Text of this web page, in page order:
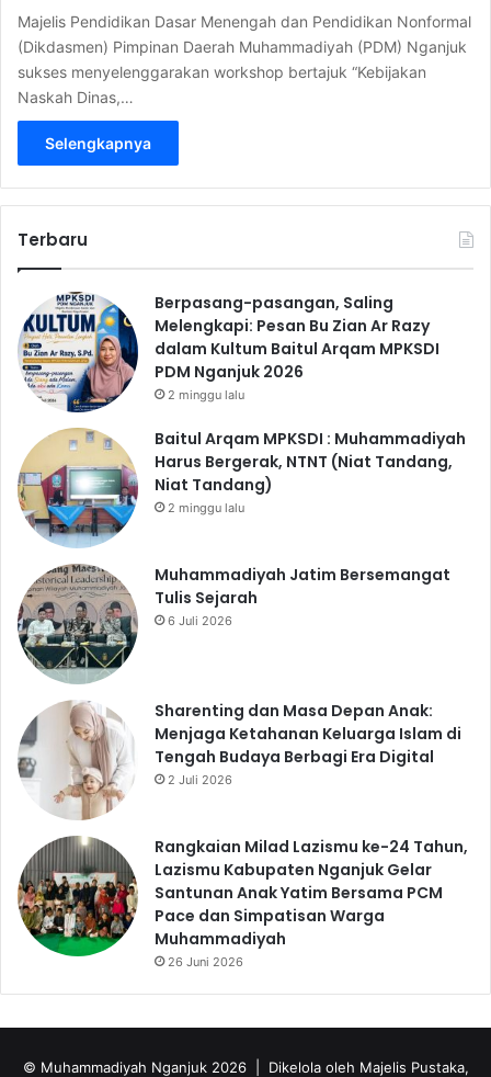
Majelis Pendidikan Dasar Menengah dan Pendidikan Nonformal
(Dikdasmen) Pimpinan Daerah Muhammadiyah (PDM) Nganjuk
sukses menyelenggarakan workshop bertajuk “Kebijakan
Naskah Dinas,…
Selengkapnya
Terbaru
Berpasang-pasangan, Saling
Melengkapi: Pesan Bu Zian Ar Razy
dalam Kultum Baitul Arqam MPKSDI
PDM Nganjuk 2026
2 minggu lalu
Baitul Arqam MPKSDI : Muhammadiyah
Harus Bergerak, NTNT (Niat Tandang,
Niat Tandang)
2 minggu lalu
Muhammadiyah Jatim Bersemangat
Tulis Sejarah
6 Juli 2026
Sharenting dan Masa Depan Anak:
Menjaga Ketahanan Keluarga Islam di
Tengah Budaya Berbagi Era Digital
2 Juli 2026
Rangkaian Milad Lazismu ke-24 Tahun,
Lazismu Kabupaten Nganjuk Gelar
Santunan Anak Yatim Bersama PCM
Pace dan Simpatisan Warga
Muhammadiyah
26 Juni 2026
© Muhammadiyah Nganjuk 2026 | Dikelola oleh Majelis Pustaka,